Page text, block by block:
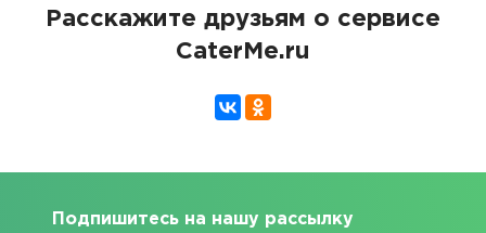
Расскажите друзьям о сервисе
CaterMe.ru
Подпишитесь на нашу рассылку